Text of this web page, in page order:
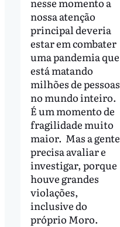
nossa atenção
principal deveria
estar em combater
uma pandemia que
está matando
milhões de pessoas
no mundo inteiro.
É um momento de
fragilidade muito
maior. Mas a gente
precisa avaliar e
investigar, porque
houve grandes
violações,
inclusive do
próprio Moro.